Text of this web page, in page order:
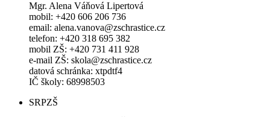
Mgr. Alena Váňová Lipertová
mobil: +420 606 206 736
email: alena.vanova@zschrastice.cz
telefon: +420 318 695 382
mobil ZŠ: +420 731 411 928
e-mail ZŠ: skola@zschrastice.cz
datová schránka: xtpdtf4
IČ školy: 68998503
SRPZŠ